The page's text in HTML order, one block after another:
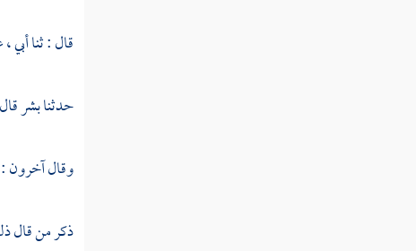
قال : ثنا أبي
حدثنابشر
وقال آخرون
ذكر من قال